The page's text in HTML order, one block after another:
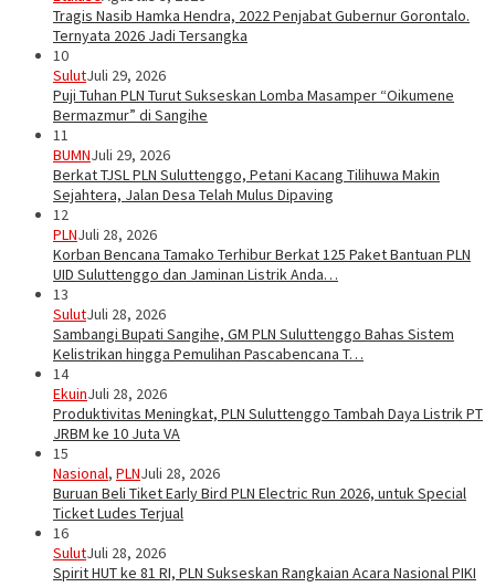
Tragis Nasib Hamka Hendra, 2022 Penjabat Gubernur Gorontalo.
Ternyata 2026 Jadi Tersangka
10
SulutJuli 29, 2026
Puji Tuhan PLN Turut Sukseskan Lomba Masamper “Oikumene
Bermazmur” di Sangihe
11
BUMNJuli 29, 2026
Berkat TJSL PLN Suluttenggo, Petani Kacang Tilihuwa Makin
Sejahtera, Jalan Desa Telah Mulus Dipaving
12
PLNJuli 28, 2026
Korban Bencana Tamako Terhibur Berkat 125 Paket Bantuan PLN
UID Suluttenggo dan Jaminan Listrik Anda…
13
SulutJuli 28, 2026
Sambangi Bupati Sangihe, GM PLN Suluttenggo Bahas Sistem
Kelistrikan hingga Pemulihan Pascabencana T…
14
EkuinJuli 28, 2026
Produktivitas Meningkat, PLN Suluttenggo Tambah Daya Listrik PT
JRBM ke 10 Juta VA
15
Nasional, PLNJuli 28, 2026
Buruan Beli Tiket Early Bird PLN Electric Run 2026, untuk Special
Ticket Ludes Terjual
16
SulutJuli 28, 2026
Spirit HUT ke 81 RI, PLN Sukseskan Rangkaian Acara Nasional PIKI